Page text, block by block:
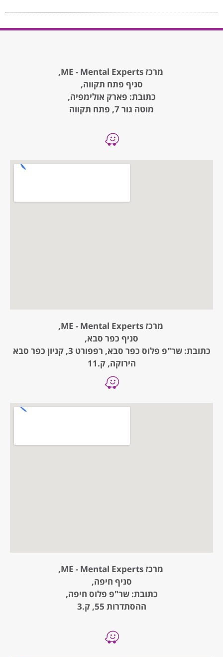
מרכז ME - Mental Experts,
סניף פתח תקווה,
כתובת: פארק אולימפיה,
מוטה גור 7, פתח תקווה
מרכז ME - Mental Experts,
סניף כפר סבא,
כתובת: שר"פ פלוס כפר סבא, רפפורט 3, קניון כפר סבא
הירוקה, ק.11
מרכז ME - Mental Experts,
סניף חיפה,
כתובת: שר"פ פלוס חיפה,
ההסתדרות 55, ק.3